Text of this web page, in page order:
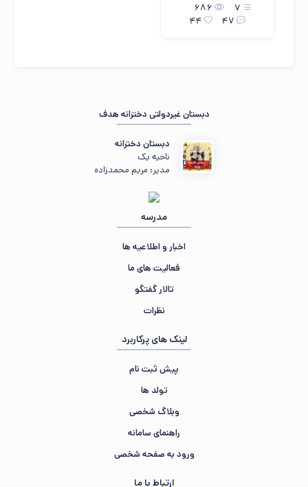
7
686
47
44
دبستان غیردولتی دخترانه هدف
دبستان دخترانه
ناحیه یک
مدیر: مریم محمد‌زاده
مدرسه
اخبار و اطلاعیه ها
فعالیت های ما
تالار گفتگو
نظرات
لینک های پرکاربرد
پیش ثبت نام
تولد ها
وبلاگ شخصی
راهنمای سامانه
ورود به صفحه شخصی
ارتباط با ما